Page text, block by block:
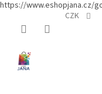
https://www.eshopjana.cz/
CZK